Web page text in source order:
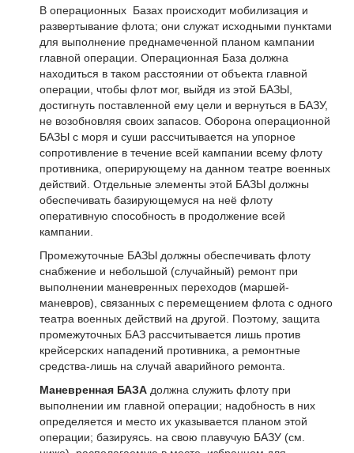
В операционных Базах происходит мобилизация и
развертывание флота; они служат исходными пунктами
для выполнение преднамеченной планом кампании
главной операции. Операционная База должна
находиться в таком расстоянии от объекта главной
операции, чтобы флот мог, выйдя из этой БАЗЫ,
достигнуть поставленной ему цели и вернуться в БАЗУ,
не возобновляя своих запасов. Оборона операционной
БАЗЫ с моря и суши рассчитывается на упорное
сопротивление в течение всей кампании всему флоту
противника, оперирующему на данном театре военных
действий. Отдельные элементы этой БАЗЫ должны
обеспечивать базирующемуся на неё флоту
оперативную способность в продолжение всей
кампании.
Промежуточные БАЗЫ должны обеспечивать флоту
снабжение и небольшой (случайный) ремонт при
выполнении маневренных переходов (маршей-
маневров), связанных с перемещением флота с одного
театра военных действий на другой. Поэтому, защита
промежуточных БАЗ рассчитывается лишь против
крейсерских нападений противника, а ремонтные
средства-лишь на случай аварийного ремонта.
Маневренная БАЗА должна служить флоту при
выполнении им главной операции; надобность в них
определяется и место их указывается планом этой
операции; базируясь. на свою плавучую БАЗУ (см.